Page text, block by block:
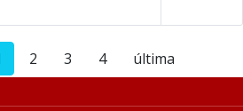
2 3 4 última